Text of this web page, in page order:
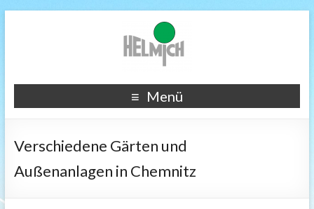
Menü
Verschiedene Gärten und
Außenanlagen in Chemnitz